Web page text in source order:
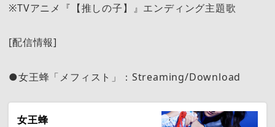
※TVアニメ『【推しの子】』エンディング主題歌
[配信情報]
●女王蜂「メフィスト」：Streaming/Download
女王蜂